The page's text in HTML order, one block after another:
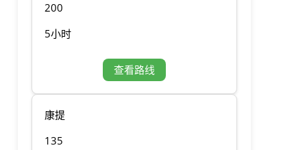
200
5小时
查看路线
康提
135